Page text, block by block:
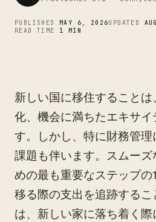
PUBLISHED MAY 6, 2026UPDATED
READ TIME 1 MIN
新しい国に移住すること
化、機会に満ちたエキサ
す。しかし、特に財務管
課題も伴います。スムー
めの最も重要なステップの
移る際の支出を追跡する
は、新しい家に落ち着く